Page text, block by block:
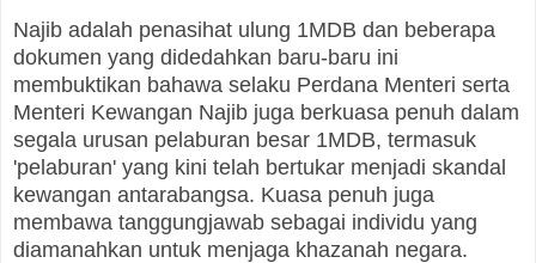
Najib adalah penasihat ulung 1MDB dan beberapa
dokumen yang didedahkan baru-baru ini
membuktikan bahawa selaku Perdana Menteri serta
Menteri Kewangan Najib juga berkuasa penuh dalam
segala urusan pelaburan besar 1MDB, termasuk
'pelaburan' yang kini telah bertukar menjadi skandal
kewangan antarabangsa. Kuasa penuh juga
membawa tanggungjawab sebagai individu yang
diamanahkan untuk menjaga khazanah negara.